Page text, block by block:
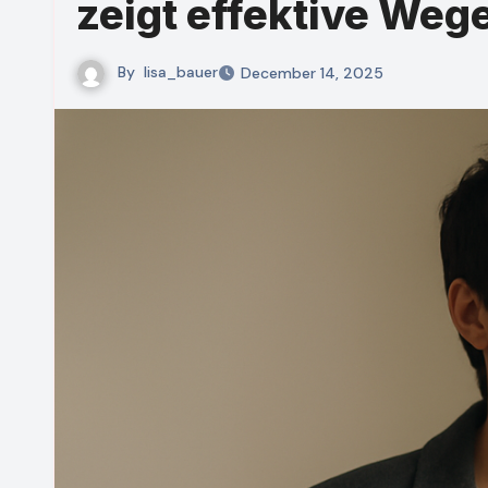
zeigt effektive
By lisa_bauer December 14, 2025